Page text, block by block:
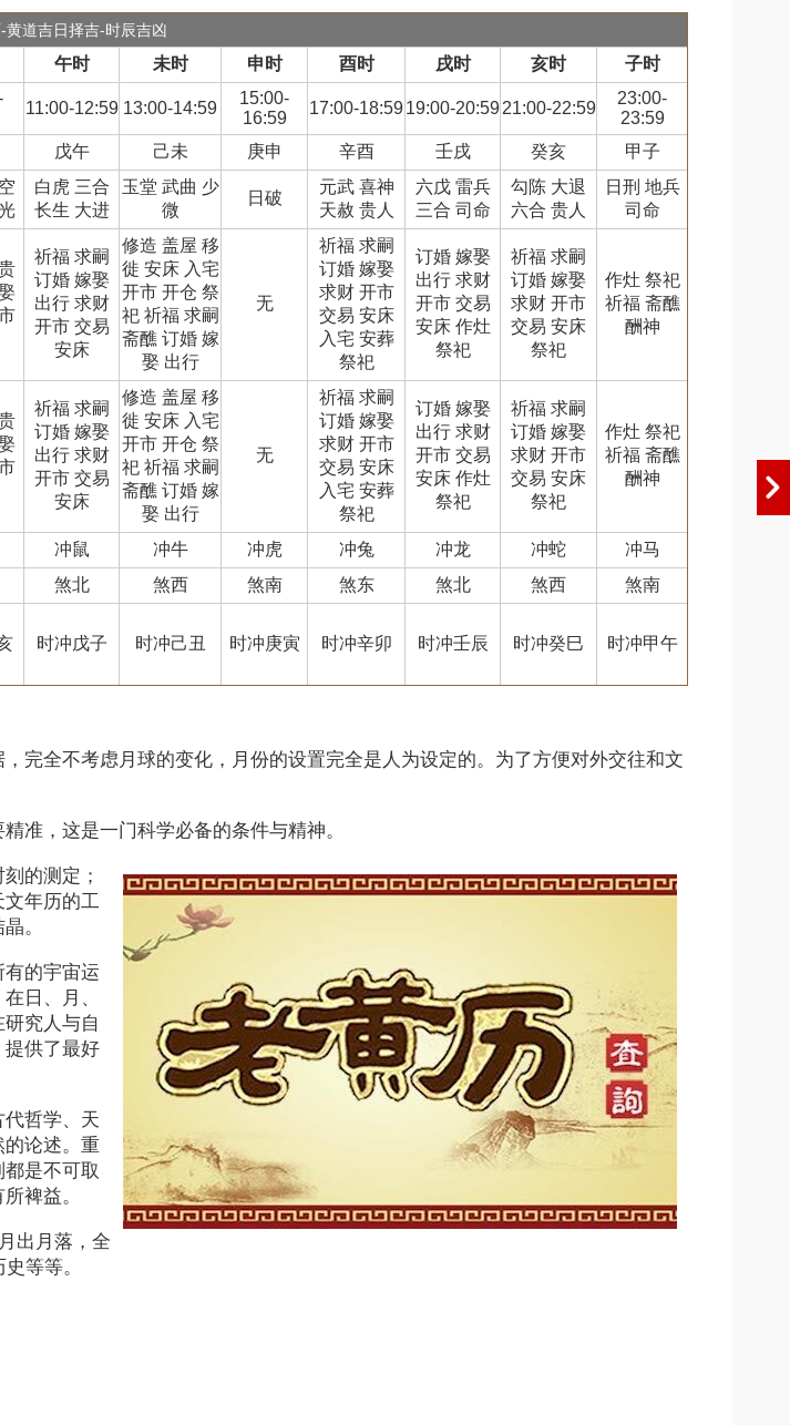
黄道吉日择吉-时辰吉凶
午时 未时 申时 酉时 戌时 亥时 子时
11:00-12:59 13:00-14:59
15:00-
16:59
17:00-18:5919:00-20:5921:00-22:59
23:00-
23:59
戊午 己未 庚申 辛酉 壬戌 癸亥 甲子
白虎 三合
长生 大进
玉堂 武曲 少
微
日破
元武 喜神
天赦 贵人
六戊 雷兵
三合 司命
勾陈 大退
六合 贵人
日刑 地兵
司命
祈福 求嗣
订婚 嫁娶
出行 求财
开市 交易
安床
修造 盖屋 移
徙 安床 入宅
开市 开仓 祭
祀 祈福 求嗣
斋醮 订婚 嫁
娶 出行
无
祈福 求嗣
订婚 嫁娶
求财 开市
交易 安床
入宅 安葬
祭祀
订婚 嫁娶
出行 求财
开市 交易
安床 作灶
祭祀
祈福 求嗣
订婚 嫁娶
求财 开市
交易 安床
祭祀
作灶 祭祀
祈福 斋醮
酬神
祈福 求嗣
订婚 嫁娶
出行 求财
开市 交易
安床
修造 盖屋 移
徙 安床 入宅
开市 开仓 祭
祀 祈福 求嗣
斋醮 订婚 嫁
娶 出行
无
祈福 求嗣
订婚 嫁娶
求财 开市
交易 安床
入宅 安葬
祭祀
订婚 嫁娶
出行 求财
开市 交易
安床 作灶
祭祀
祈福 求嗣
订婚 嫁娶
求财 开市
交易 安床
祭祀
作灶 祭祀
祈福 斋醮
酬神
冲鼠 冲牛 冲虎 冲兔 冲龙 冲蛇
冲马
煞北 煞西 煞南 煞东 煞北 煞西 煞南
时冲戊子 时冲己丑 时冲庚寅 时冲辛卯 时冲壬辰 时冲癸巳 时冲甲午
完全不考虑月球的变化，月份的设置完全是人为设定的。为了方便对外交往和文
准，这是一门科学必备的条件与精神。
的测定；
年历的工
。
的宇宙运
日、月、
究人与自
提供了最好
哲学、天
的论述。重
是不可取
裨益。
出月落，全
等等。